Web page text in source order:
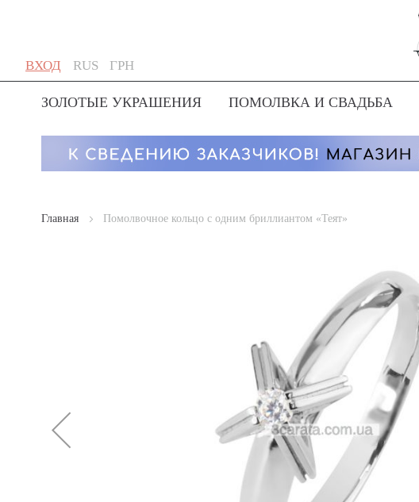
ВХОД
Skip
to
Content
Язык
RUS Валюта
ГРН
ЗОЛОТЫЕ УКРАШЕНИЯ ПОМОЛВКА И СВАДЬБА
Главная Помолвочное кольцо с одним бриллиантом «Теят»